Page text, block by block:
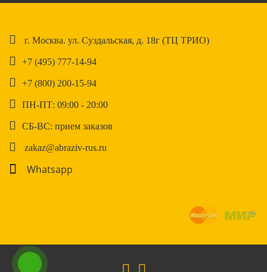
г. Москва. ул. Суздальская, д. 18г (ТЦ ТРИО)
+7 (495) 777-14-94
+7 (800) 200-15-94
ПН-ПТ: 09:00 - 20:00
СБ-ВС: прием заказов
zakaz@abraziv-rus.ru
Whatsapp